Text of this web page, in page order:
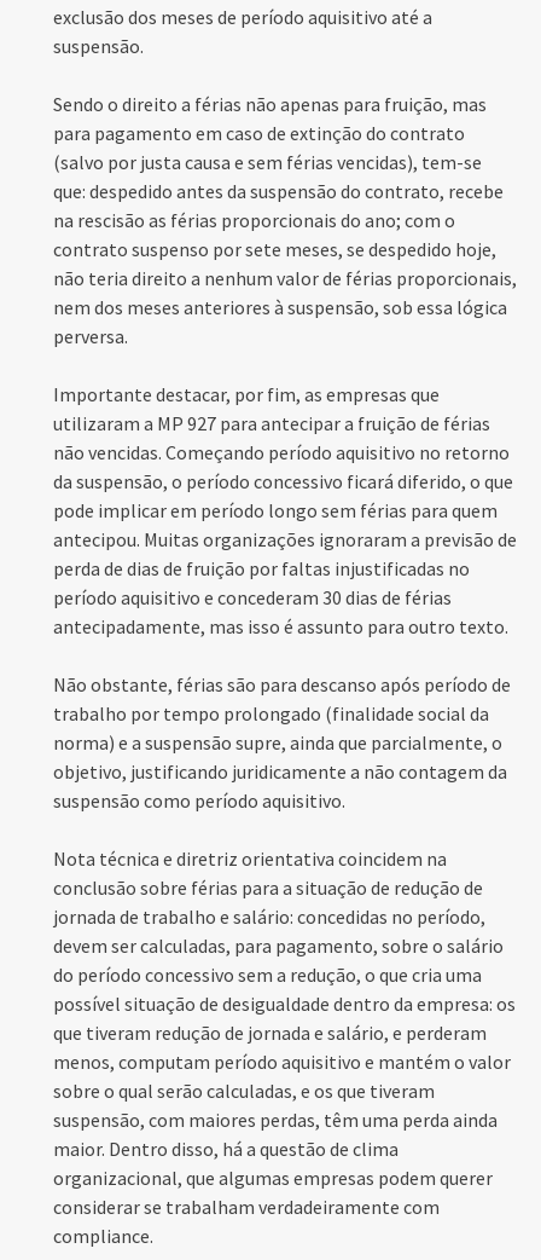
exclusão dos meses de período aquisitivo até a
suspensão.
Sendo o direito a férias não apenas para fruição, mas
para pagamento em caso de extinção do contrato
(salvo por justa causa e sem férias vencidas), tem-se
que: despedido antes da suspensão do contrato, recebe
na rescisão as férias proporcionais do ano; com o
contrato suspenso por sete meses, se despedido hoje,
não teria direito a nenhum valor de férias proporcionais,
nem dos meses anteriores à suspensão, sob essa lógica
perversa.
Importante destacar, por fim, as empresas que
utilizaram a MP 927 para antecipar a fruição de férias
não vencidas. Começando período aquisitivo no retorno
da suspensão, o período concessivo ficará diferido, o que
pode implicar em período longo sem férias para quem
antecipou. Muitas organizações ignoraram a previsão de
perda de dias de fruição por faltas injustificadas no
período aquisitivo e concederam 30 dias de férias
antecipadamente, mas isso é assunto para outro texto.
Não obstante, férias são para descanso após período de
trabalho por tempo prolongado (finalidade social da
norma) e a suspensão supre, ainda que parcialmente, o
objetivo, justificando juridicamente a não contagem da
suspensão como período aquisitivo.
Nota técnica e diretriz orientativa coincidem na
conclusão sobre férias para a situação de redução de
jornada de trabalho e salário: concedidas no período,
devem ser calculadas, para pagamento, sobre o salário
do período concessivo sem a redução, o que cria uma
possível situação de desigualdade dentro da empresa: os
que tiveram redução de jornada e salário, e perderam
menos, computam período aquisitivo e mantém o valor
sobre o qual serão calculadas, e os que tiveram
suspensão, com maiores perdas, têm uma perda ainda
maior. Dentro disso, há a questão de clima
organizacional, que algumas empresas podem querer
considerar se trabalham verdadeiramente com
compliance.